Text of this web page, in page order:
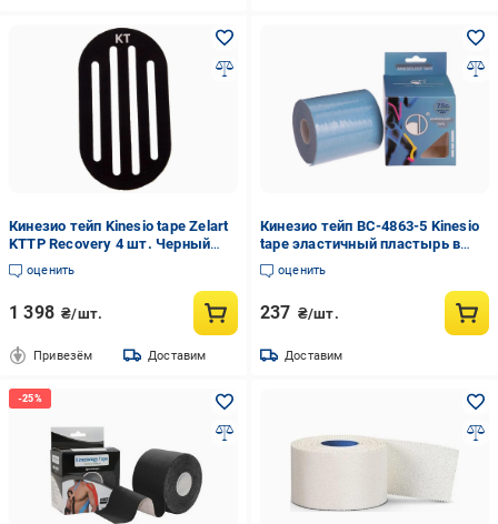
Кинезио тейп Kinesio tape Zelart
KTTP Recovery 4 шт. Черный
(DR004198)
оценить
1 398 ₴/шт.
Привезём Доставим
Кинезио тейп BC-4863-5 Kinesio
tape эластичный пластырь в
рулоне 5 см х 5 м (BC-4863-5)
оценить
237 ₴/шт.
Доставим